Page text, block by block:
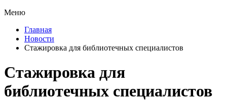
Меню
Главная
Новости
Стажировка для библиотечных специалистов
Стажировка для
библиотечных специалистов